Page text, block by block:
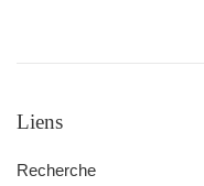
Liens
Recherche